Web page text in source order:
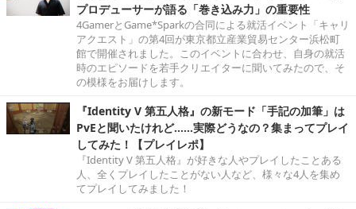
プロデューサーが語る「巻き込み力」の重要性
4GamerとGame*Sparkの合同による就活イベント「キャリ
アクエスト」の第4回が東京都立産業貿易センター浜松町
館で開催されました。このイベントに合わせ、自身の就活
時のエピソードを若手クリエイターに聞いてみたので、そ
の模様をお届けします。
『Identity V 第五人格』の新モード「手記の加筆」は
PvEと聞いたけれど……実際どうなの？集まってプレイ
してみた！【プレイレポ】
『Identity V 第五人格』が好きな人やプレイしたことある
人、全くプレイしたことがない人など、様々な4人を集め
てプレイしてみました！